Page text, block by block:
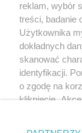
NA
reklam, wybór
treści, badanie
Użytkownika
dokładnych
skanować
identyfikacji.
o zgodę na
kliknięcie
prywatności